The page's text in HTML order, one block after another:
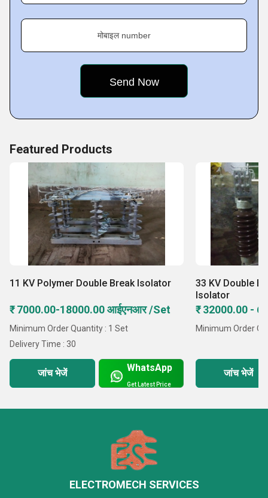
like durability, sturdy construction, smoothness of edges,
rust resistance and economical prices.
मोबाइल number
Featured Products
11 KV Polymer Double Break Isolator
₹ 7000.00-18000.00 आईएनआर /Set
Minimum Order Quantity : 1 Set
Delivery Time : 30
जांच भेजें WhatsApp
Get Latest Price
33 KV Double
Isolator
₹ 32000.00 -
Minimum Order
जांच भेजें
ELECTROMECH SERVICES